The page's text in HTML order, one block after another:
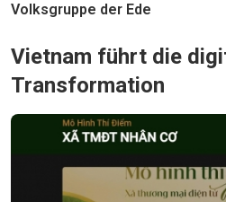
Volksgruppe der Ede
Vietnam führt die
Transformation